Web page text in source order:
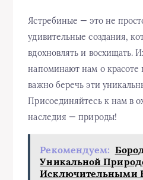
Ястребиные — это не
удивительные создания,
вдохновлять и восхищать.
напоминают нам о
важно беречь эти
Присоединяйтесь к нам в
наследия — природы!
Рекомендуем:
Уникальной
Исключительными